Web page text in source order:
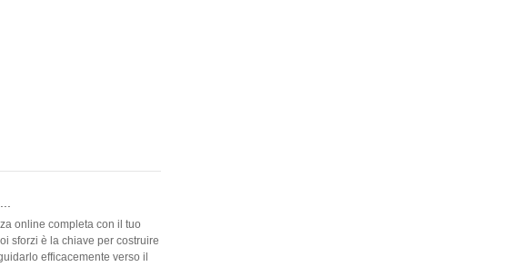
online completa con il tuo
sforzi è la chiave per costruire
efficacemente verso il